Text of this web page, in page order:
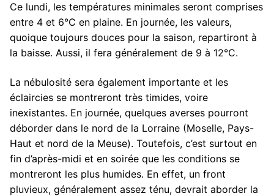
Ce lundi, les températures minimales seront comprises
entre 4 et 6°C en plaine. En journée, les valeurs,
quoique toujours douces pour la saison, repartiront à
la baisse. Aussi, il fera généralement de 9 à 12°C.
La nébulosité sera également importante et les
éclaircies se montreront très timides, voire
inexistantes. En journée, quelques averses pourront
déborder dans le nord de la Lorraine (Moselle, Pays-
Haut et nord de la Meuse). Toutefois, c’est surtout en
fin d’après-midi et en soirée que les conditions se
montreront les plus humides. En effet, un front
pluvieux, généralement assez ténu, devrait aborder la